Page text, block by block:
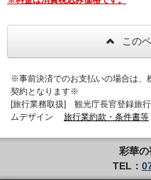
な貸切露天
宿に到着後
でご利用頂
満枠のため
ありますの
■食事会場
ます。
※夕食の最
※部屋食では
【貸切風呂1
菊花の湯・
（夏のお献
食前酒 梅の
前 菜 季節
向 付 日本
焚合せ のど
強 肴 鱧と
御食事 季節
留 椀 鶏つ
この
※事前決済でのお支払いの場合は、
契約となります※
[旅行業務取扱] 観光庁長官登録旅
ムデザイン 旅行業約款・条件書等
彩華
TEL：